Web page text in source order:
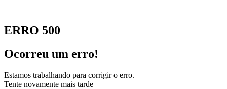
ERRO 500
Ocorreu um erro!
Estamos trabalhando para corrigir o erro.
Tente novamente mais tarde